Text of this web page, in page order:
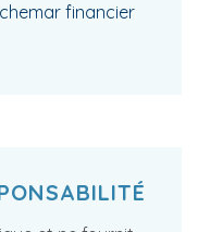
financier